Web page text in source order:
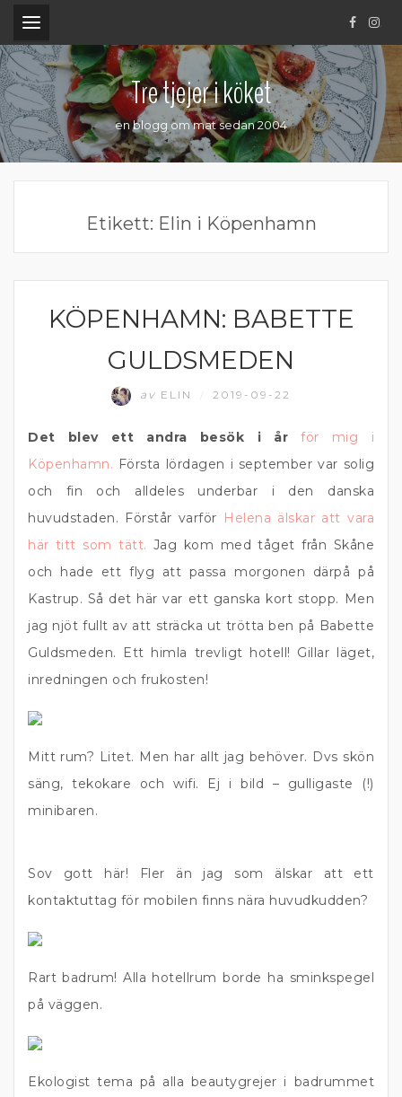
.
Tre tjejer i köket
en blogg om mat sedan 2004
Etikett: Elin i Köpenhamn
DANMARK
KÖPENHAMN: BABETTE
GULDSMEDEN
av ELIN 2019-09-22
Det blev ett andra besök i år
för mig i
Köpenhamn. Första lördagen i september var solig
och fin och alldeles underbar i den danska
huvudstaden. Förstår varför Helena älskar att vara
här titt som tätt. Jag kom med tåget från Skåne
och hade ett flyg att passa morgonen därpå på
Kastrup. Så det här var ett ganska kort stopp. Men
jag njöt fullt av att sträcka ut trötta ben på Babette
Guldsmeden. Ett himla trevligt hotell! Gillar läget,
inredningen och frukosten!
Mitt rum? Litet. Men har allt jag behöver. Dvs skön
säng, tekokare och wifi. Ej i bild – gulligaste (!)
minibaren.
Sov gott här! Fler än jag som älskar att ett
kontaktuttag för mobilen finns nära huvudkudden?
Rart badrum! Alla hotellrum borde ha sminkspegel
på väggen.
Ekologist tema på alla beautygrejer i badrummet